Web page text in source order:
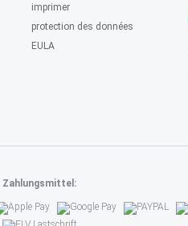
imprimer
protection des données
EULA
Zahlungsmittel: